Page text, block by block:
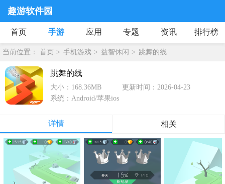
趣游软件园
首页 手游 应用 专题 资讯 排行榜
当前位置： 首页 手机游戏 益智休闲 跳舞的线
跳舞的线
大小：168.36MB
更新时间：2026-04-23
系统：Android/苹果ios
详情 相关